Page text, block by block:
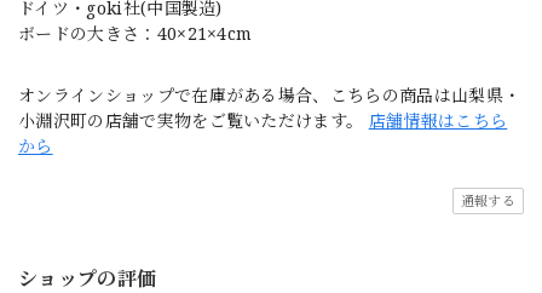
ドイツ・goki社(中国製造)
ボードの大きさ：40×21×4cm
オンラインショップで在庫がある場合、こちらの商品は山梨県・
小淵沢町の店舗で実物をご覧いただけます。 店舗情報はこちら
から
通報する
ショップの評価